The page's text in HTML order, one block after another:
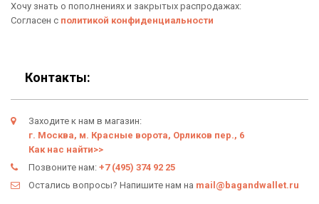
Отзывы о Bag & Wallet
Гарантия
Условия возврата
Оферта
Политика конфиденциальности
Новинки
Подарки
Хочу знать о пополнениях и закрытых распродажах:
Согласен с политикой конфиденциальности
Контакты:
Заходите к нам в магазин:
г. Москва, м. Красные ворота, Орликов пер., 6
Как нас найти>>
Позвоните нам: +7 (495) 374 92 25
Остались вопросы? Напишите нам на mail@bagandwallet.ru